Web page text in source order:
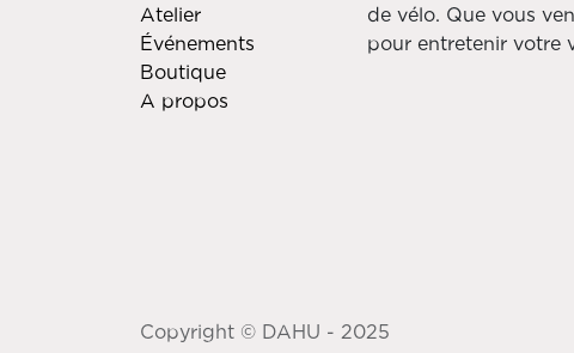
Atelier
Événements
Boutique
A propos
de vélo. Que vous
pour entretenir votre
Copyright © DAHU - 2025